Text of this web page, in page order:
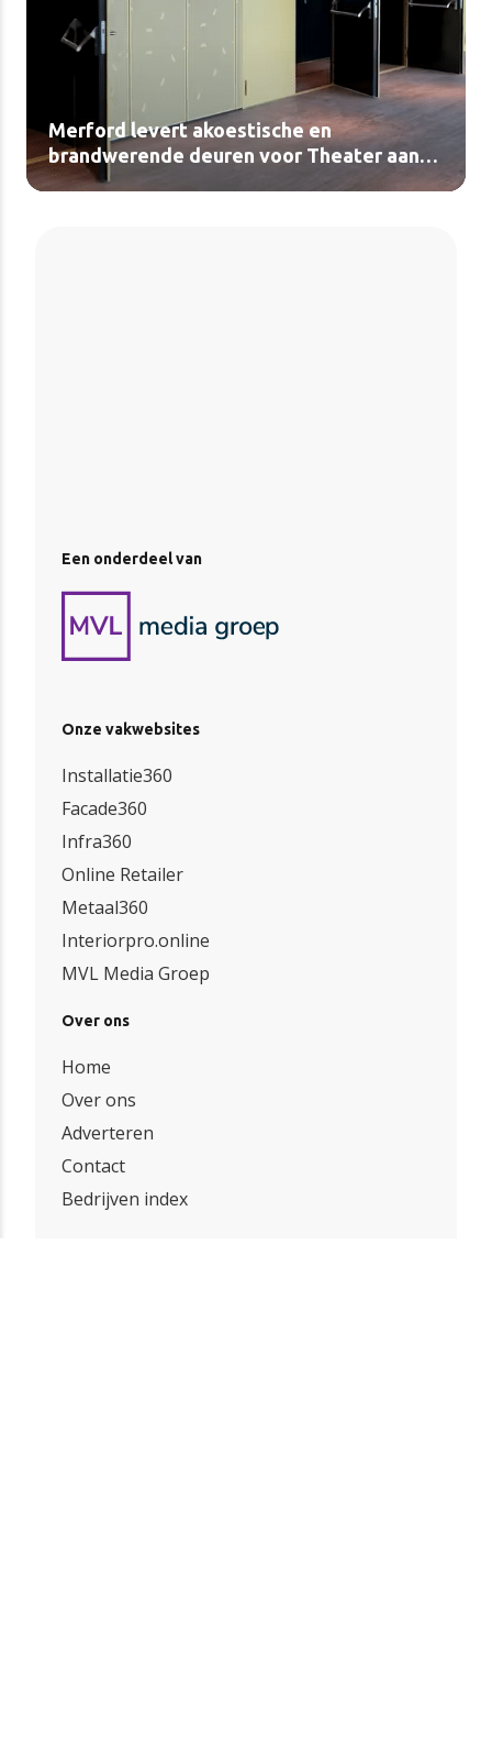
Merford levert akoestische en
brandwerende deuren voor Theater aan
de Parade (video)
Een onderdeel van
Onze vakwebsites
Installatie360
Facade360
Infra360
Online Retailer
Metaal360
Interiorpro.online
MVL Media Groep
Over ons
Home
Over ons
Adverteren
Contact
Bedrijven index